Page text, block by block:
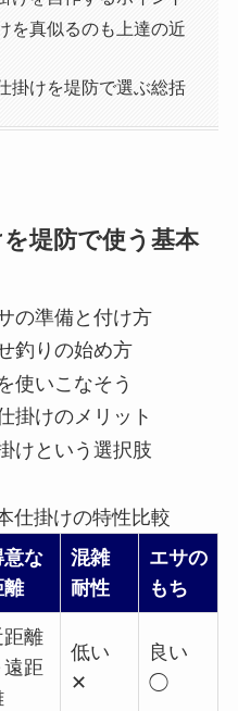
を真似るのも上達の近
掛けを堤防で選ぶ総括
堤防で使う基本
の準備と付け方
釣りの始め方
使いこなそう
掛けのメリット
けという選択肢
仕掛けの特性比較
意な
離
混雑
耐性
エサの
もち
距離
遠距
低い
✕
良い
◯